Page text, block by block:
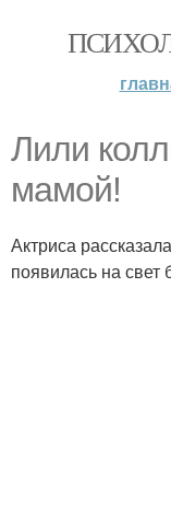
Лили
мамой!
Актриса
появилась на свет